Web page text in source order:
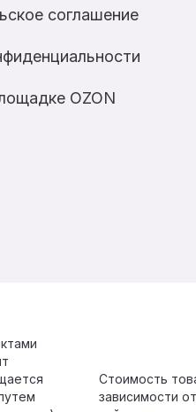
соглашение
OZON
Стоимость
зависимости